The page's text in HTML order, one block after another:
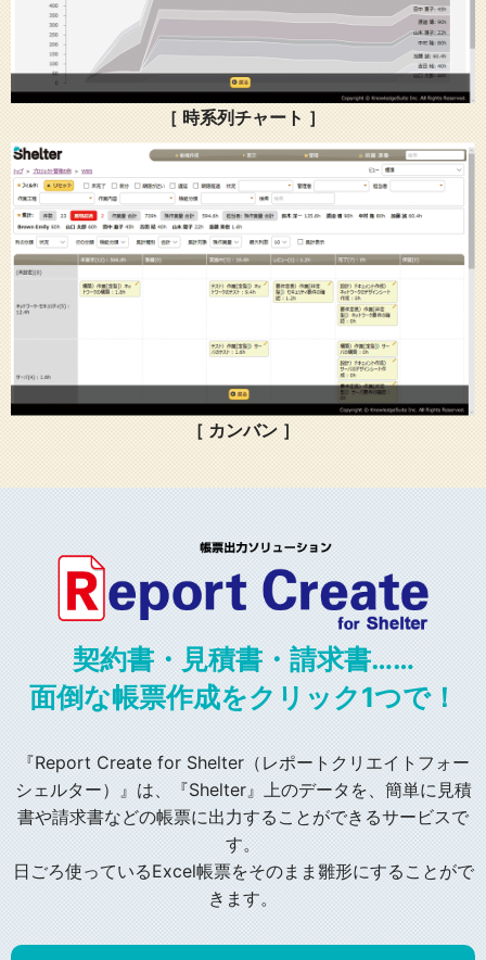
［ 時系列チャート ］
［ カンバン ］
契約書・見積書・請求書……
面倒な帳票作成をクリック1つで！
『Report Create for Shelter（レポートクリエイトフォー
シェルター）』は、
『Shelter』上のデータを、簡単に見積
書や請求書などの帳票に出力することができるサービスで
す。
日ごろ使っているExcel帳票をそのまま雛形にすることがで
きます。